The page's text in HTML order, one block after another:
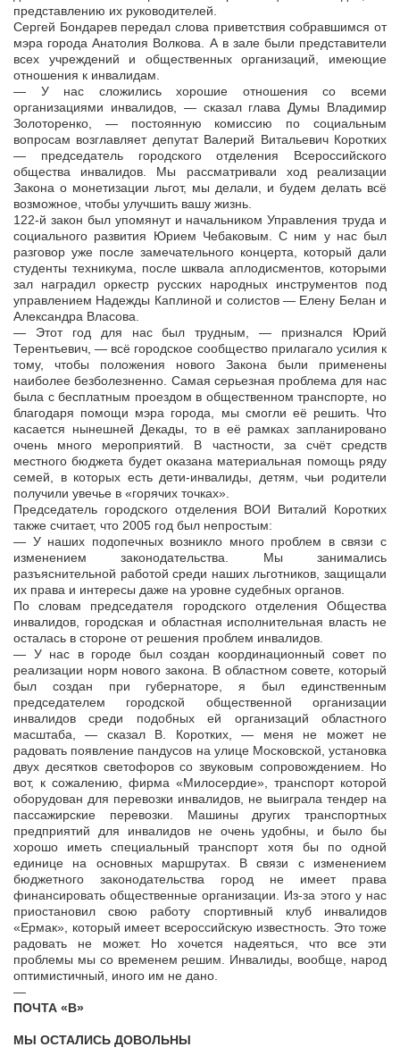
представлению их руководителей.
Сергей Бондарев передал слова приветствия собравшимся от
мэра города Анатолия Волкова. А в зале были представители
всех учреждений и общественных организаций, имеющие
отношения к инвалидам.
— У нас сложились хорошие отношения со всеми
организациями инвалидов, — сказал глава Думы Владимир
Золоторенко, — постоянную комиссию по социальным
вопросам возглавляет депутат Валерий Витальевич Коротких
— председатель городского отделения Всероссийского
общества инвалидов. Мы рассматривали ход реализации
Закона о монетизации льгот, мы делали, и будем делать всё
возможное, чтобы улучшить вашу жизнь.
122-й закон был упомянут и начальником Управления труда и
социального развития Юрием Чебаковым. С ним у нас был
разговор уже после замечательного концерта, который дали
студенты техникума, после шквала аплодисментов, которыми
зал наградил оркестр русских народных инструментов под
управлением Надежды Каплиной и солистов — Елену Белан и
Александра Власова.
— Этот год для нас был трудным, — признался Юрий
Терентьевич, — всё городское сообщество прилагало усилия к
тому, чтобы положения нового Закона были применены
наиболее безболезненно. Самая серьезная проблема для нас
была с бесплатным проездом в общественном транспорте, но
благодаря помощи мэра города, мы смогли её решить. Что
касается нынешней Декады, то в её рамках запланировано
очень много мероприятий. В частности, за счёт средств
местного бюджета будет оказана материальная помощь ряду
семей, в которых есть дети-инвалиды, детям, чьи родители
получили увечье в «горячих точках».
Председатель городского отделения ВОИ Виталий Коротких
также считает, что 2005 год был непростым:
— У наших подопечных возникло много проблем в связи с
изменением законодательства. Мы занимались
разъяснительной работой среди наших льготников, защищали
их права и интересы даже на уровне судебных органов.
По словам председателя городского отделения Общества
инвалидов, городская и областная исполнительная власть не
осталась в стороне от решения проблем инвалидов.
— У нас в городе был создан координационный совет по
реализации норм нового закона. В областном совете, который
был создан при губернаторе, я был единственным
председателем городской общественной организации
инвалидов среди подобных ей организаций областного
масштаба, — сказал В. Коротких, — меня не может не
радовать появление пандусов на улице Московской, установка
двух десятков светофоров со звуковым сопровождением. Но
вот, к сожалению, фирма «Милосердие», транспорт которой
оборудован для перевозки инвалидов, не выиграла тендер на
пассажирские перевозки. Машины других транспортных
предприятий для инвалидов не очень удобны, и было бы
хорошо иметь специальный транспорт хотя бы по одной
единице на основных маршрутах. В связи с изменением
бюджетного законодательства город не имеет права
финансировать общественные организации. Из-за этого у нас
приостановил свою работу спортивный клуб инвалидов
«Ермак», который имеет всероссийскую известность. Это тоже
радовать не может. Но хочется надеяться, что все эти
проблемы мы со временем решим. Инвалиды, вообще, народ
оптимистичный, иного им не дано.
—
ПОЧТА «В»
МЫ ОСТАЛИСЬ ДОВОЛЬНЫ